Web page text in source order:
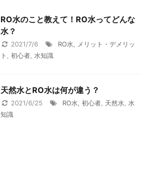
RO水のこと教えて！RO水ってどんな
水？
2021/7/6 RO水, メリット・デメリッ
ト , 初心者, 水知識
天然水とRO水は何が違う？
2021/6/25 RO水, 初心者, 天然水, 水
知識